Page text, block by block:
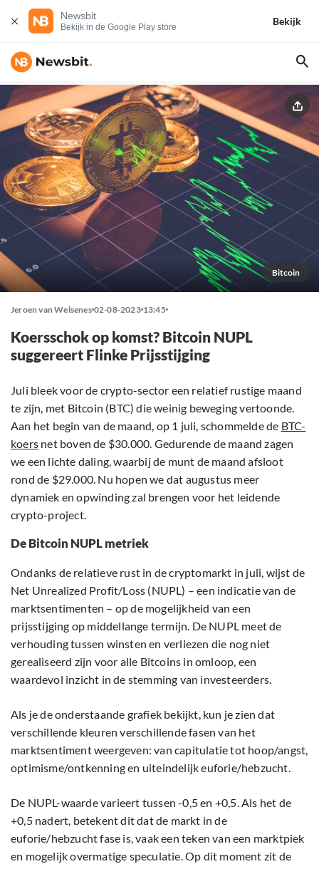
Newsbit
Bekijk in de Google Play store
Bekijk
Bitcoin
Jeroen van Welsenes 02-08-2023 13:45
Koersschok op komst? Bitcoin NUPL
suggereert Flinke Prijsstijging
Juli bleek voor de crypto-sector een relatief rustige maand
te zijn, met Bitcoin (BTC) die weinig beweging vertoonde.
Aan het begin van de maand, op 1 juli, schommelde de BTC-
koers net boven de $30.000. Gedurende de maand zagen
we een lichte daling, waarbij de munt de maand afsloot
rond de $29.000. Nu hopen we dat augustus meer
dynamiek en opwinding zal brengen voor het leidende
crypto-project.
De Bitcoin NUPL metriek
Ondanks de relatieve rust in de cryptomarkt in juli, wijst de
Net Unrealized Profit/Loss (NUPL) – een indicatie van de
marktsentimenten – op de mogelijkheid van een
prijsstijging op middellange termijn. De NUPL meet de
verhouding tussen winsten en verliezen die nog niet
gerealiseerd zijn voor alle Bitcoins in omloop, een
waardevol inzicht in de stemming van investeerders.
Als je de onderstaande grafiek bekijkt, kun je zien dat
verschillende kleuren verschillende fasen van het
marktsentiment weergeven: van capitulatie tot hoop/angst,
optimisme/ontkenning en uiteindelijk euforie/hebzucht.
De NUPL-waarde varieert tussen -0,5 en +0,5. Als het de
+0,5 nadert, betekent dit dat de markt in de
euforie/hebzucht fase is, vaak een teken van een marktpiek
en mogelijk overmatige speculatie. Op dit moment zit de